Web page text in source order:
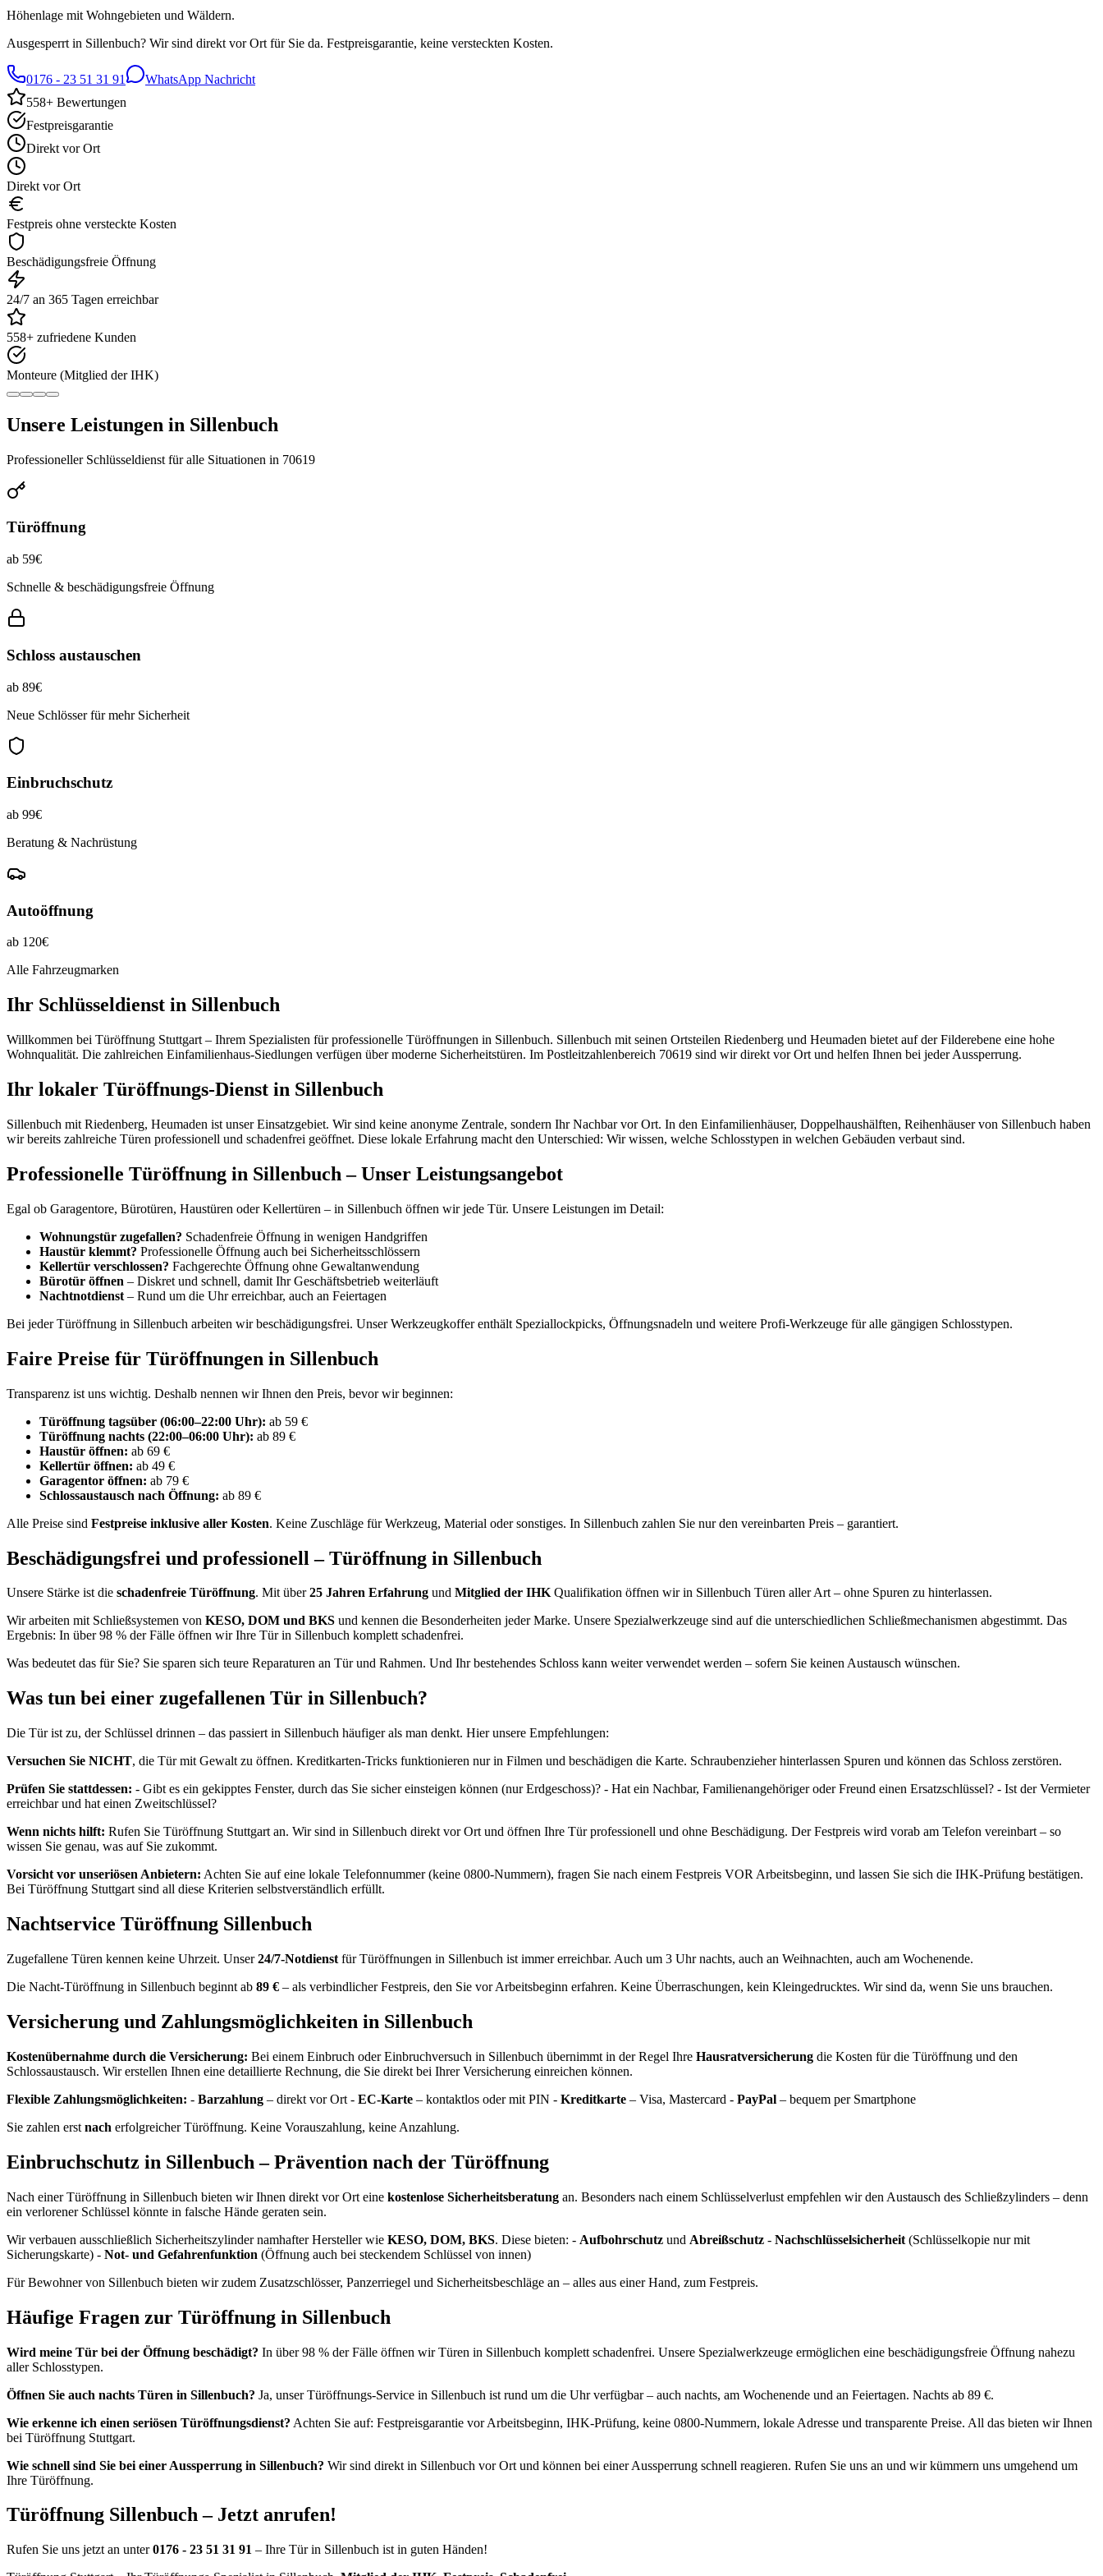
Höhenlage mit Wohngebieten und Wäldern.
Ausgesperrt in Sillenbuch? Wir sind direkt vor Ort für Sie da. Festpreisgarantie, keine versteckten Kosten.
0176 - 23 51 31 91
WhatsApp Nachricht
558+ Bewertungen
Festpreisgarantie
Direkt vor Ort
Direkt vor Ort
Festpreis ohne versteckte Kosten
Beschädigungsfreie Öffnung
24/7 an 365 Tagen erreichbar
558+ zufriedene Kunden
Monteure (Mitglied der IHK)
Unsere Leistungen in Sillenbuch
Professioneller Schlüsseldienst für alle Situationen in 70619
Türöffnung
ab 59€
Schnelle & beschädigungsfreie Öffnung
Schloss austauschen
ab 89€
Neue Schlösser für mehr Sicherheit
Einbruchschutz
ab 99€
Beratung & Nachrüstung
Autoöffnung
ab 120€
Alle Fahrzeugmarken
Ihr Schlüsseldienst in Sillenbuch
Willkommen bei Türöffnung Stuttgart – Ihrem Spezialisten für professionelle Türöffnungen in Sillenbuch. Sillenbuch mit seinen Ortsteilen Riedenberg und Heumaden bietet auf der Filderebene eine hohe
Wohnqualität. Die zahlreichen Einfamilienhaus-Siedlungen verfügen über moderne Sicherheitstüren. Im Postleitzahlenbereich 70619 sind wir direkt vor Ort und helfen Ihnen bei jeder Aussperrung.
Ihr lokaler Türöffnungs-Dienst in Sillenbuch
Sillenbuch mit Riedenberg, Heumaden ist unser Einsatzgebiet. Wir sind keine anonyme Zentrale, sondern Ihr Nachbar vor Ort. In den Einfamilienhäuser, Doppelhaushälften, Reihenhäuser von Sillenbuch haben
wir bereits zahlreiche Türen professionell und schadenfrei geöffnet. Diese lokale Erfahrung macht den Unterschied: Wir wissen, welche Schlosstypen in welchen Gebäuden verbaut sind.
Professionelle Türöffnung in Sillenbuch – Unser Leistungsangebot
Egal ob Garagentore, Bürotüren, Haustüren oder Kellertüren – in Sillenbuch öffnen wir jede Tür. Unsere Leistungen im Detail:
Wohnungstür zugefallen? Schadenfreie Öffnung in wenigen Handgriffen
Haustür klemmt? Professionelle Öffnung auch bei Sicherheitsschlössern
Kellertür verschlossen? Fachgerechte Öffnung ohne Gewaltanwendung
Bürotür öffnen – Diskret und schnell, damit Ihr Geschäftsbetrieb weiterläuft
Nachtnotdienst – Rund um die Uhr erreichbar, auch an Feiertagen
Bei jeder Türöffnung in Sillenbuch arbeiten wir beschädigungsfrei. Unser Werkzeugkoffer enthält Speziallockpicks, Öffnungsnadeln und weitere Profi-Werkzeuge für alle gängigen Schlosstypen.
Faire Preise für Türöffnungen in Sillenbuch
Transparenz ist uns wichtig. Deshalb nennen wir Ihnen den Preis, bevor wir beginnen:
Türöffnung tagsüber (06:00–22:00 Uhr): ab 59 €
Türöffnung nachts (22:00–06:00 Uhr): ab 89 €
Haustür öffnen: ab 69 €
Kellertür öffnen: ab 49 €
Garagentor öffnen: ab 79 €
Schlossaustausch nach Öffnung: ab 89 €
Alle Preise sind Festpreise inklusive aller Kosten. Keine Zuschläge für Werkzeug, Material oder sonstiges. In Sillenbuch zahlen Sie nur den vereinbarten Preis – garantiert.
Beschädigungsfrei und professionell – Türöffnung in Sillenbuch
Unsere Stärke ist die schadenfreie Türöffnung. Mit über25 Jahren Erfahrung und Mitglied der IHKQualifikation öffnen wir in Sillenbuch Türen aller Art – ohne Spuren zu hinterlassen.
Wir arbeiten mit Schließsystemen von KESO, DOM und BKS und kennen die Besonderheiten jeder Marke. Unsere Spezialwerkzeuge sind auf die unterschiedlichen Schließmechanismen abgestimmt. Das
Ergebnis: In über 98 % der Fälle öffnen wir Ihre Tür in Sillenbuch komplett schadenfrei.
Was bedeutet das für Sie? Sie sparen sich teure Reparaturen an Tür und Rahmen. Und Ihr bestehendes Schloss kann weiter verwendet werden – sofern Sie keinen Austausch wünschen.
Was tun bei einer zugefallenen Tür in Sillenbuch?
Die Tür ist zu, der Schlüssel drinnen – das passiert in Sillenbuch häufiger als man denkt. Hier unsere Empfehlungen:
Versuchen Sie NICHT, die Tür mit Gewalt zu öffnen. Kreditkarten-Tricks funktionieren nur in Filmen und beschädigen die Karte. Schraubenzieher hinterlassen Spuren und können das Schloss zerstören.
Prüfen Sie stattdessen: - Gibt es ein gekipptes Fenster, durch das Sie sicher einsteigen können (nur Erdgeschoss)? - Hat ein Nachbar, Familienangehöriger oder Freund einen Ersatzschlüssel? - Ist der Vermieter
erreichbar und hat einen Zweitschlüssel?
Wenn nichts hilft: Rufen Sie Türöffnung Stuttgart an. Wir sind in Sillenbuch direkt vor Ort und öffnen Ihre Tür professionell und ohne Beschädigung. Der Festpreis wird vorab am Telefon vereinbart – so
wissen Sie genau, was auf Sie zukommt.
Vorsicht vor unseriösen Anbietern: Achten Sie auf eine lokale Telefonnummer (keine 0800-Nummern), fragen Sie nach einem Festpreis VOR Arbeitsbeginn, und lassen Sie sich die IHK-Prüfung bestätigen.
Bei Türöffnung Stuttgart sind all diese Kriterien selbstverständlich erfüllt.
Nachtservice Türöffnung Sillenbuch
Zugefallene Türen kennen keine Uhrzeit. Unser24/7-Notdienst für Türöffnungen in Sillenbuch ist immer erreichbar. Auch um 3 Uhr nachts, auch an Weihnachten, auch am Wochenende.
Die Nacht-Türöffnung in Sillenbuch beginnt ab 89 € – als verbindlicher Festpreis, den Sie vor Arbeitsbeginn erfahren. Keine Überraschungen, kein Kleingedrucktes. Wir sind da, wenn Sie uns brauchen.
Versicherung und Zahlungsmöglichkeiten in Sillenbuch
Kostenübernahme durch die Versicherung: Bei einem Einbruch oder Einbruchversuch in Sillenbuch übernimmt in der Regel Ihre Hausratversicherung die Kosten für die Türöffnung und den
Schlossaustausch. Wir erstellen Ihnen eine detaillierte Rechnung, die Sie direkt bei Ihrer Versicherung einreichen können.
Flexible Zahlungsmöglichkeiten: - Barzahlung – direkt vor Ort - EC-Karte – kontaktlos oder mit PIN - Kreditkarte – Visa, Mastercard - PayPal – bequem per Smartphone
Sie zahlen erst nach erfolgreicher Türöffnung. Keine Vorauszahlung, keine Anzahlung.
Einbruchschutz in Sillenbuch – Prävention nach der Türöffnung
Nach einer Türöffnung in Sillenbuch bieten wir Ihnen direkt vor Ort eine kostenlose Sicherheitsberatung an. Besonders nach einem Schlüsselverlust empfehlen wir den Austausch des Schließzylinders – denn
ein verlorener Schlüssel könnte in falsche Hände geraten sein.
Wir verbauen ausschließlich Sicherheitszylinder namhafter Hersteller wie KESO, DOM, BKS. Diese bieten: - Aufbohrschutz und Abreißschutz - Nachschlüsselsicherheit (Schlüsselkopie nur mit
Sicherungskarte) - Not- und Gefahrenfunktion (Öffnung auch bei steckendem Schlüssel von innen)
Für Bewohner von Sillenbuch bieten wir zudem Zusatzschlösser, Panzerriegel und Sicherheitsbeschläge an – alles aus einer Hand, zum Festpreis.
Häufige Fragen zur Türöffnung in Sillenbuch
Wird meine Tür bei der Öffnung beschädigt? In über 98 % der Fälle öffnen wir Türen in Sillenbuch komplett schadenfrei. Unsere Spezialwerkzeuge ermöglichen eine beschädigungsfreie Öffnung nahezu
aller Schlosstypen.
Öffnen Sie auch nachts Türen in Sillenbuch? Ja, unser Türöffnungs-Service in Sillenbuch ist rund um die Uhr verfügbar – auch nachts, am Wochenende und an Feiertagen. Nachts ab 89 €.
Wie erkenne ich einen seriösen Türöffnungsdienst? Achten Sie auf: Festpreisgarantie vor Arbeitsbeginn, IHK-Prüfung, keine 0800-Nummern, lokale Adresse und transparente Preise. All das bieten wir Ihnen
bei Türöffnung Stuttgart.
Wie schnell sind Sie bei einer Aussperrung in Sillenbuch? Wir sind direkt in Sillenbuch vor Ort und können bei einer Aussperrung schnell reagieren. Rufen Sie uns an und wir kümmern uns umgehend um
Ihre Türöffnung.
Türöffnung Sillenbuch – Jetzt anrufen!
Rufen Sie uns jetzt an unter0176 - 23 51 31 91 – Ihre Tür in Sillenbuch ist in guten Händen!